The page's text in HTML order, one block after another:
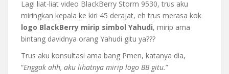
Lagi liat-liat video BlackBerry Storm 9530, trus aku
miringkan kepala ke kiri 45 derajat, eh trus merasa kok
logo BlackBerry mirip simbol Yahudi, mirip ama
bintang davidnya orang Yahudi gitu ya???
Trus aku konsultasi ama bang Pmen, katanya dia,
“Enggak ahh, aku lihatnya mirip logo BB gitu.”